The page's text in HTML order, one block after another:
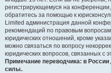
регистрирующемуся на
обратитесь за помощью к
Limited администрация данной
рекомендаций по правовым
юридических отношений, кроме
можно связаться по вопросу
юридических вопросов, связанных с
Примечание переводчика: в
силы..